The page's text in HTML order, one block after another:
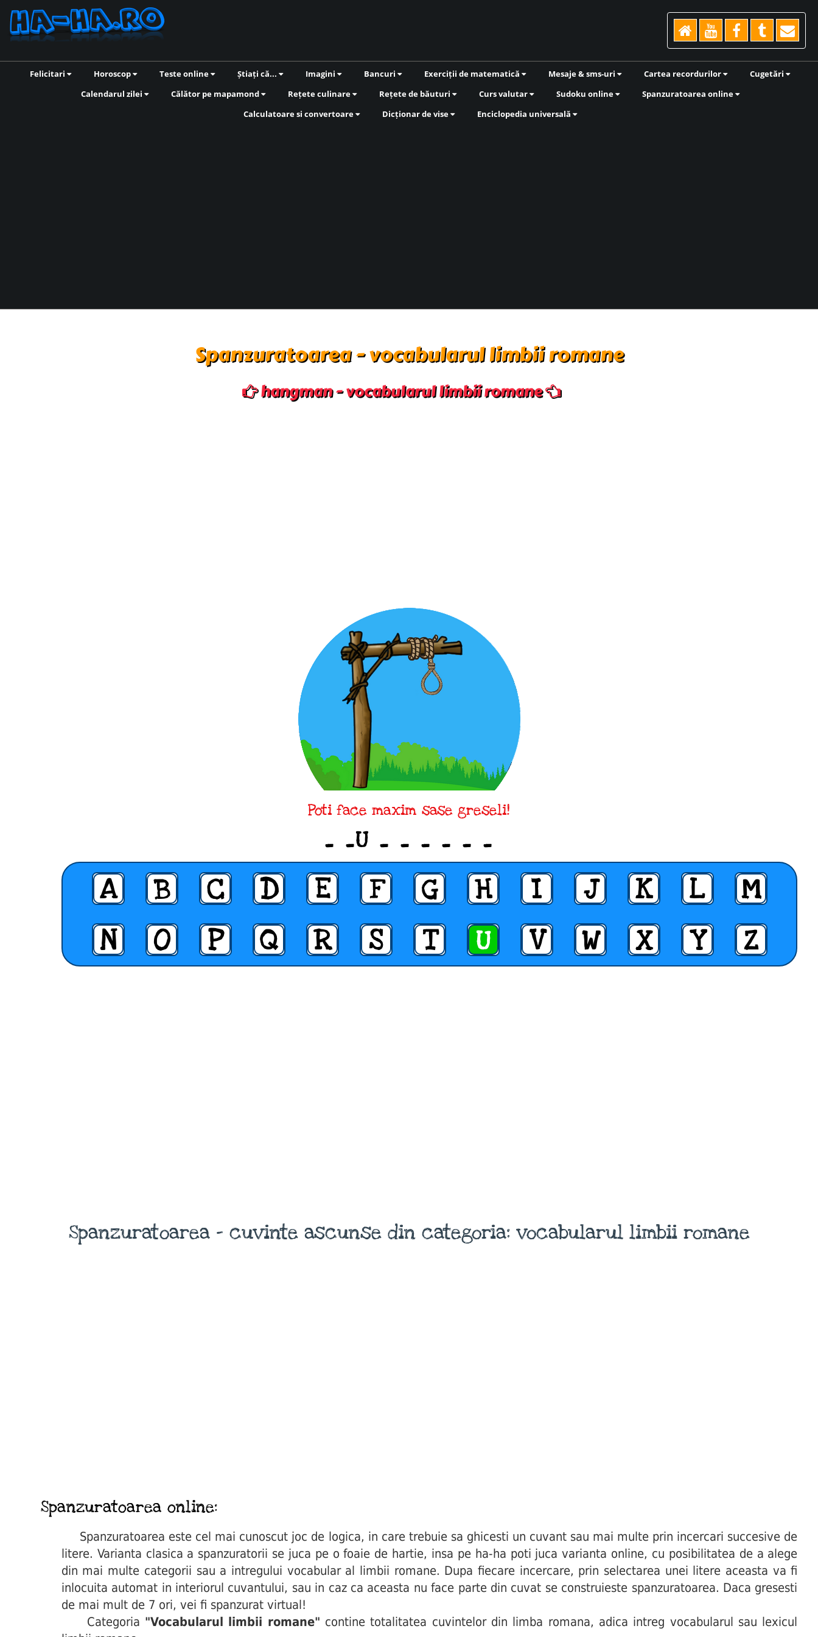
Felicitari Horoscop Teste online Știați că... Imagini Bancuri Exerciții de matematică Mesaje & sms-uri Cartea recordurilor
Cugetări
Calendarul zilei
Călător pe mapamond Rețete culinare Rețete de băuturi Curs valutar Sudoku online
Spanzuratoarea online
Calculatoare si convertoare
Dicționar de vise Enciclopedia universală
Spanzuratoarea - vocabularul limbii romane
hangman - vocabularul limbii romane
Poti face maxim sase greseli!
_ _U _ _ _ _ _ _
A B C D E F G H I J K L
M
N
O P Q R S T U V W X Y Z
Spanzuratoarea - cuvinte ascunse din categoria: vocabularul limbii romane
Spanzuratoarea online:
Spanzuratoarea este cel mai cunoscut joc de logica, in care trebuie sa ghicesti un cuvant sau mai multe prin incercari succesive de
litere. Varianta clasica a spanzuratorii se juca pe o foaie de hartie, insa pe ha-ha poti juca varianta online, cu posibilitatea de a alege
din mai multe categorii sau a intregului vocabular al limbii romane. Dupa fiecare incercare, prin selectarea unei litere aceasta va fi
inlocuita automat in interiorul cuvantului, sau in caz ca aceasta nu face parte din cuvat se construieste spanzuratoarea. Daca gresesti
de mai mult de 7 ori, vei fi spanzurat virtual!
Categoria "Vocabularul limbii romane" contine totalitatea cuvintelor din limba romana, adica intreg vocabularul sau lexicul